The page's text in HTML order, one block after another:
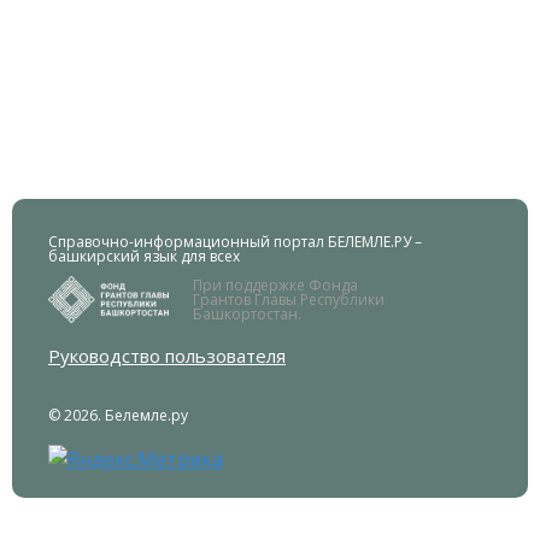
Справочно-информационный портал БЕЛЕМЛЕ.РУ –
башкирский язык для всех
При поддержке Фонда
Грантов Главы Республики
Башкортостан.
Руководство пользователя
© 2026. Белемле.ру